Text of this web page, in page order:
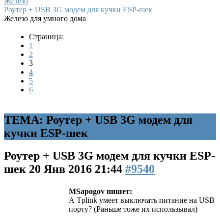
Роутер + USB 3G модем для кучки ESP-шек
Железо для умного дома
Страница:
1
2
3
4
5
6
ТЕМА: Роутер + USB 3G модем для
кучки ESP-шек
Роутер + USB 3G модем для кучки ESP-
шек 20 Янв 2016 21:44 #9540
MSapogov пишет:
А Tplink умеет выключать питание на USB
порту? (Раньше тоже их использывал)